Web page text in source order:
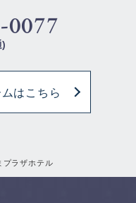
プラザホテル
0077
はこちら